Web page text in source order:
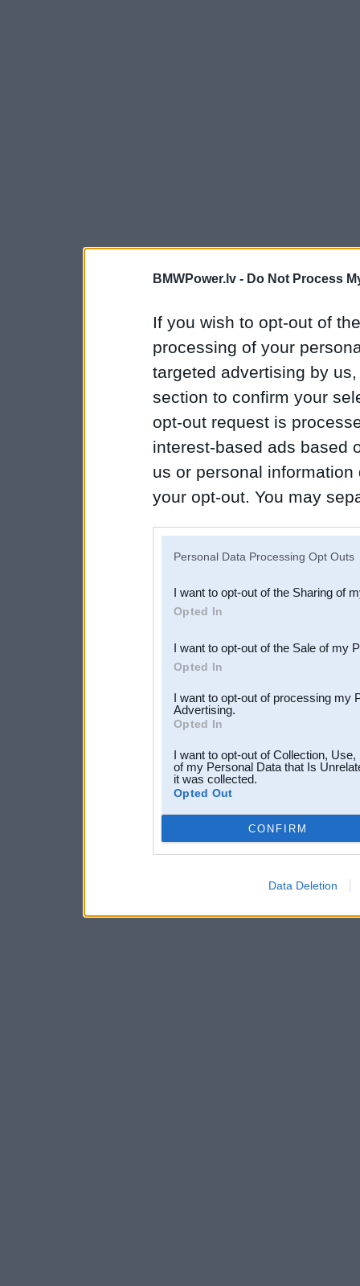
BMWPower.lv - Do Not Process
If you wish to opt-out of
processing of your
targeted advertising by
section to confirm your
opt-out request is
interest-based ads based
us or personal
your opt-out. You may
Downstream Participants
third parties.
Personal Data Processing Opt Outs
I want to opt-out of the Sharing of
Opted In
I want to opt-out of the Sale of my
Opted In
I want to opt-out of processing my
Advertising.
Opted In
I want to opt-out of Collection,
of my Personal Data that Is
it was collected.
Opted Out
CONFIRM
Data Deletion